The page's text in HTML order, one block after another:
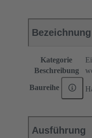
Bezeichnung
Kategorie
Beschreibung
Baureihe
Ausführung